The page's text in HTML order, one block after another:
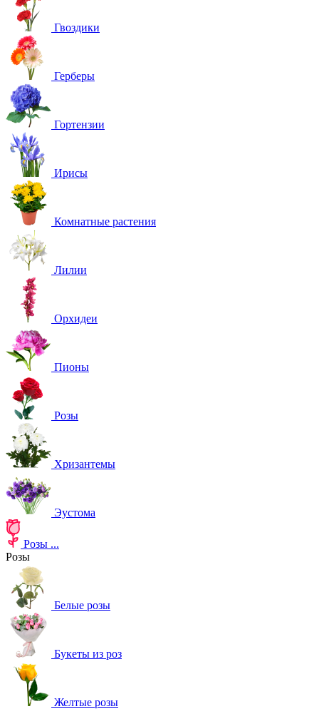
Гвоздики
Герберы
Гортензии
Ирисы
Комнатные растения
Лилии
Орхидеи
Пионы
Розы
Хризантемы
Эустома
Розы ...
Розы
Белые розы
Букеты из роз
Желтые розы